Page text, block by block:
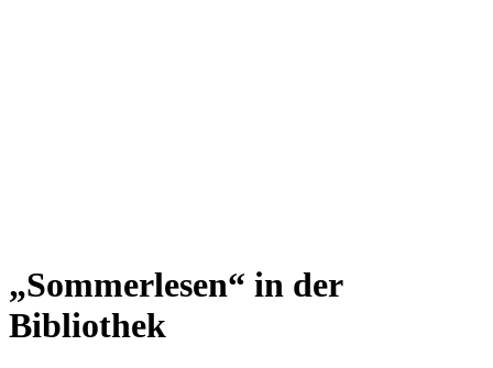
„Sommerlesen“ in der
Bibliothek